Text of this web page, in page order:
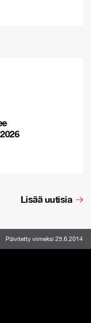
Lisää uutisia
Päivitetty viimeksi 25.6.2014